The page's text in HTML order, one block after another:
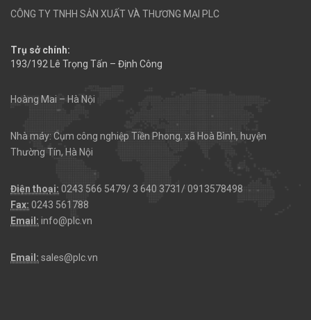
CÔNG TY TNHH SẢN XUẤT VÀ THƯƠNG MẠI PLC
Trụ sở chính:
193/192 Lê Trọng Tấn – Định Công
Hoàng Mai – Hà Nội
Nhà máy: Cụm công nghiệp Tiền Phong, xã Hoà Bình, huyện
Thường Tín, Hà Nội
Điện thoại: 0243 566 5479/ 3 640 3731/ 0913578498
Fax: 0243 561788
Email: info@plc.vn
Email: sales@plc.vn